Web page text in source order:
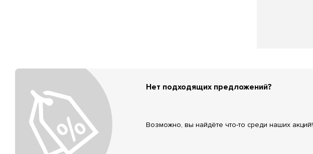
Нет подходящих предложений?
Возможно, вы найдёте что-то среди наших акций!